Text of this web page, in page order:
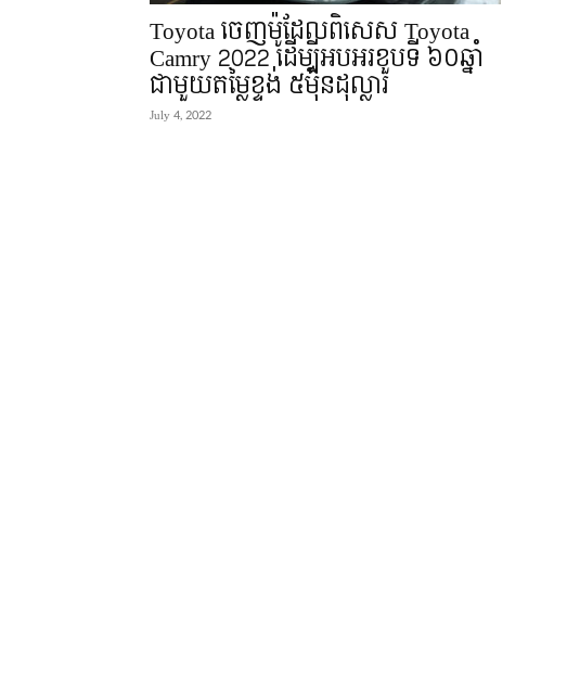
Toyota​ ចេញម៉ូដែលពិសេស Toyota
Camry 2022 ដើម្បីអបអរខួបទី ៦០ឆ្នាំ
ជាមួយតម្លៃខ្ទង់ ៥មុឺនដុល្លារ
July 4, 2022